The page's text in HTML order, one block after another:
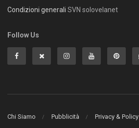
Condizioni generali SVN solovelanet
Follow Us
Chi Siamo Pubblicità Privacy & Policy